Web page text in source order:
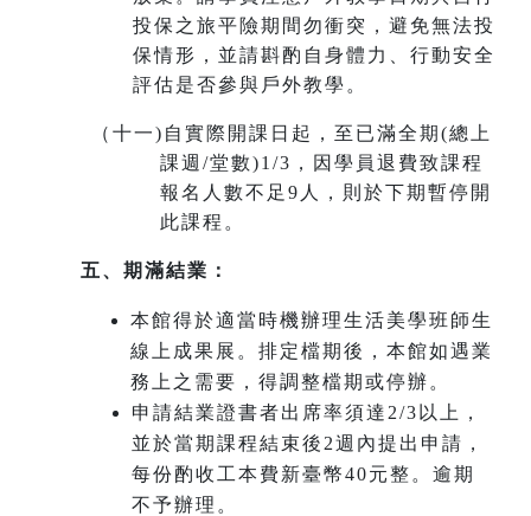
投保之旅平險期間勿衝突，避免無法投
保情形，並請斟酌自身體力、行動安全
評估是否參與戶外教學。
（十一) 自實際開課日起，至已滿全期(總上
課週/堂數)1/3，因學員退費致課程
報名人數不足9人，則於下期暫停開
此課程。
五、期滿結業：
本館得於適當時機辦理生活美學班師生
線上成果展。排定檔期後，本館如遇業
務上之需要，得調整檔期或停辦。
申請結業證書者出席率須達2/3以上，
並於當期課程結束後2週內提出申請，
每份酌收工本費新臺幣40元整。逾期
不予辦理。